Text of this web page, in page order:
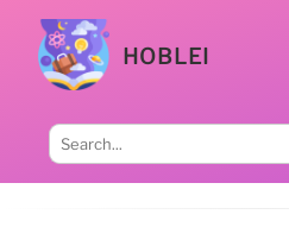
HOBLEI